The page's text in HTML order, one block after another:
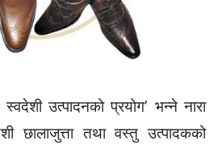
उत्पादनको प्रयोग’ भन्ने नारा
छालाजुत्ता तथा वस्तु उत्पादकको